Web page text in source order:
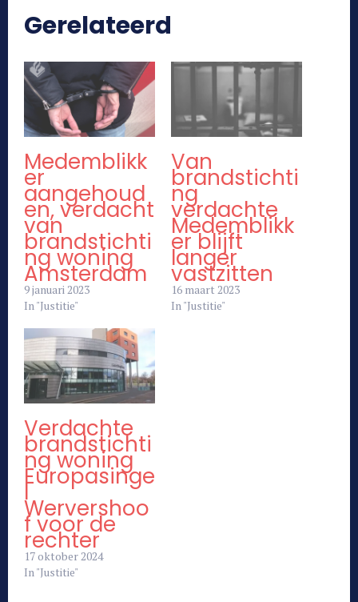
Gerelateerd
Medemblikk
er
aangehoud
en, verdacht
van
brandstichti
ng woning
Amsterdam
9 januari 2023
In "Justitie"
Van
brandstichti
ng
verdachte
Medemblikk
er blijft
langer
vastzitten
16 maart 2023
In "Justitie"
Verdachte
brandstichti
ng woning
Europasinge
l
Wervershoo
f voor de
rechter
17 oktober 2024
In "Justitie"